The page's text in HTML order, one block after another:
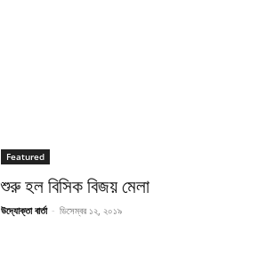
Featured
শুরু হল বিসিক বিজয় মেলা
উদ্যোক্তা বার্তা - ডিসেম্বর ১২, ২০১৯